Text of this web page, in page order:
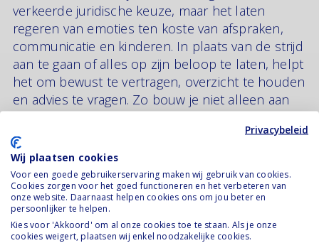
verkeerde juridische keuze, maar het laten
regeren van emoties ten koste van afspraken,
communicatie en kinderen. In plaats van de strijd
aan te gaan of alles op zijn beloop te laten, helpt
het om bewust te vertragen, overzicht te houden
en advies te vragen. Zo bouw je niet alleen aan
een eerlijke afhandeling, maar ook aan de eerste
basis voor het leven na de scheiding.
Sta je aan het begin van je scheidingstraject?
Lees hier wat er allemaal komt kijken bij het
aanvragen van een scheiding en zorg dat je
goed voorbereid begint.
Privacybeleid
Wij plaatsen cookies
Voor een goede gebruikerservaring maken wij gebruik van cookies.
Cookies zorgen voor het goed functioneren en het verbeteren van
onze website. Daarnaast helpen cookies ons om jou beter en
persoonlijker te helpen.
Kies voor 'Akkoord' om al onze cookies toe te staan. Als je onze
cookies weigert, plaatsen wij enkel noodzakelijke cookies.